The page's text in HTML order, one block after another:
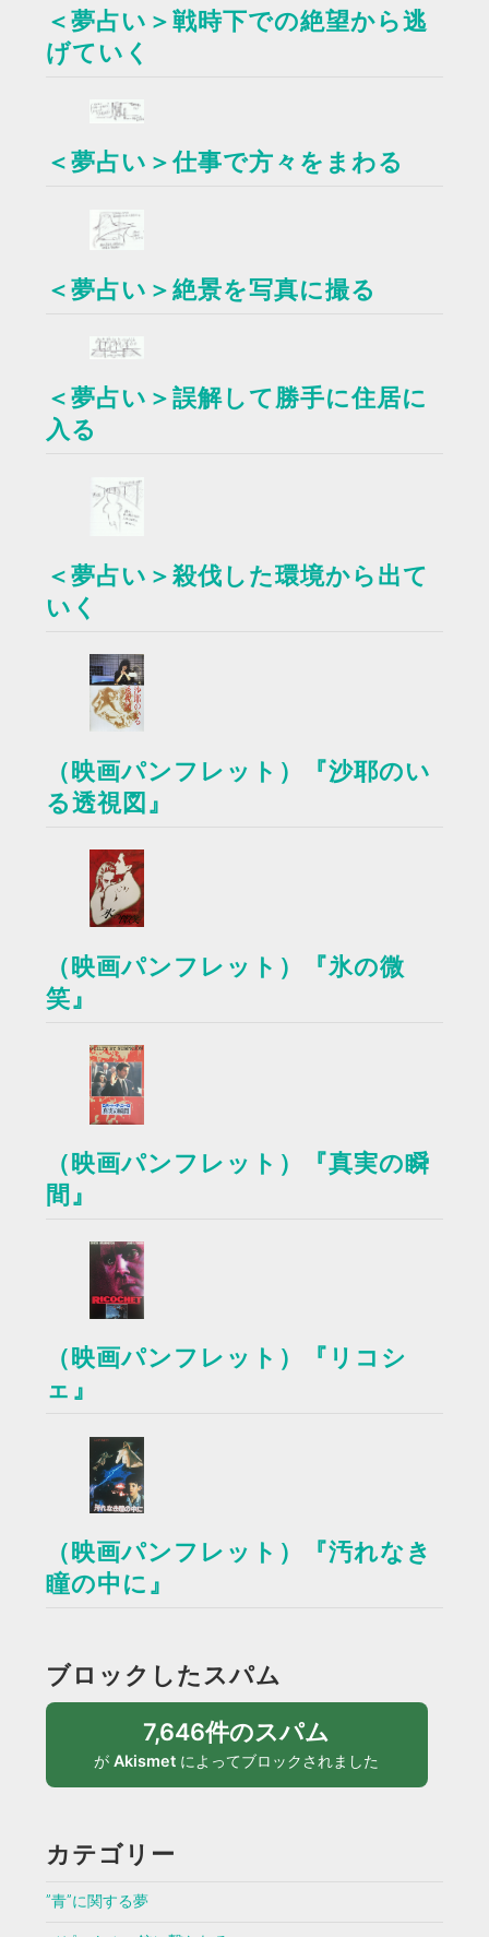
＜夢占い＞戦時下での絶望から逃
げていく
＜夢占い＞仕事で方々をまわる
＜夢占い＞絶景を写真に撮る
＜夢占い＞誤解して勝手に住居に
入る
＜夢占い＞殺伐した環境から出て
いく
（映画パンフレット）『沙耶のい
る透視図』
（映画パンフレット）『氷の微
笑』
（映画パンフレット）『真実の瞬
間』
（映画パンフレット）『リコシ
ェ』
（映画パンフレット）『汚れなき
瞳の中に』
ブロックしたスパム
7,646件のスパム
がAkismet によってブロックされました
カテゴリー
”青”に関する夢